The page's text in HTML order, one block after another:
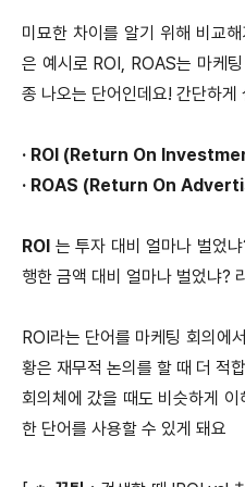
미묘한 차이를 알기 위해 비교
은 예시로 ROI, ROAS는 마케
종 나오는 단어인데요! 간단하게
· ROI (Return On
· ROAS (Return On
ROI 는 투자 대비 얼마나 벌었
행한 금액 대비 얼마나 벌었냐?
ROI라는 단어를 마케팅 회의에
황은 재무적 논의를 할 때 더 적
회의체에 갔을 때도 비슷하게
한 단어를 사용할 수 있게 돼요